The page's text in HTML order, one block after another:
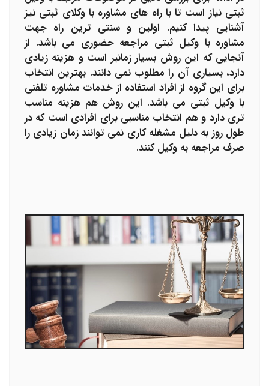
ثبتی نیاز است تا با راه های مشاوره با وکلای ثبتی نیز
آشنایی پیدا کنیم. اولین و سنتی ترین راه جهت
مشاوره با وکیل ثبتی مراجعه حضوری می باشد. از
آنجایی که این روش بسیار زمانبر است و هزینه زیادی
دارد، بسیاری آن را مطلوب نمی دانند. بهترین انتخاب
برای این گروه از افراد استفاده از خدمات مشاوره تلفنی
با وکیل ثبتی می باشد. این روش هم هزینه مناسب
تری دارد و هم انتخاب مناسبی برای افرادی است که در
طول روز به دلیل مشغله کاری نمی توانند زمان زیادی را
صرف مراجعه به وکیل کنند.